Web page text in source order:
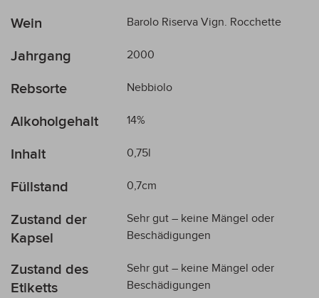
Wein Barolo Riserva Vign. Rocchette
Jahrgang 2000
Rebsorte Nebbiolo
Alkoholgehalt 14%
Inhalt 0,75l
Füllstand 0,7cm
Zustand der
Kapsel
Sehr gut – keine Mängel oder
Beschädigungen
Zustand des
Etiketts
Sehr gut – keine Mängel oder
Beschädigungen